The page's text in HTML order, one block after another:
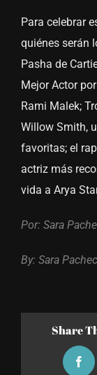
Para celebrar
quiénes serán
Pasha de
Mejor Actor
Rami Malek;
Willow Smith,
favoritas; el
actriz más
vida a Arya
Por: Sara
By: Sara
Share